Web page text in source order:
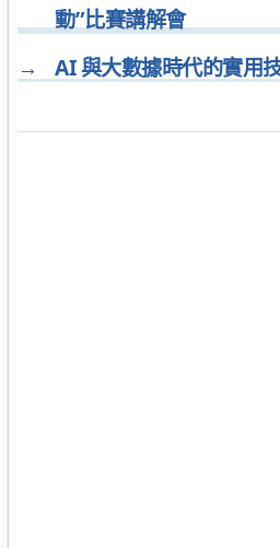
動”比賽講解會
→
AI 與大數據時代的實用